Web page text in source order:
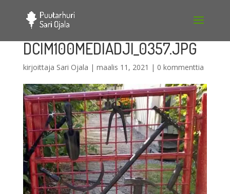
DCIM100MEDIADJI_0357.JPG
kirjoittaja Sari Ojala | maalis 11, 2021 | 0 kommenttia